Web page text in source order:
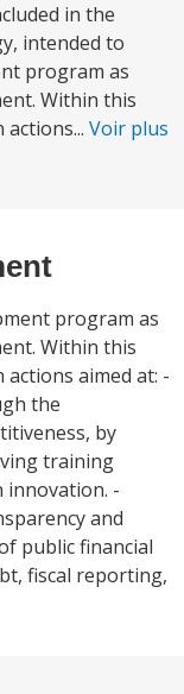
in the
intended to
program as
Within this
Voir plus
program as
Within this
aimed at: -
the
by
training
innovation. -
and
public financial
fiscal reporting,